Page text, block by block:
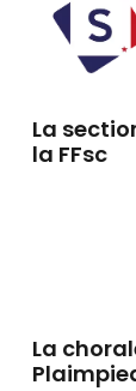
La
la FFsc
La